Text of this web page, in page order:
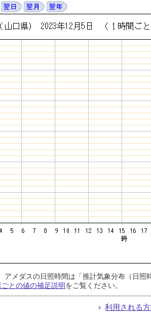
アメダスの日照時間は「推計気象分布（日
との値の補足説明をご覧ください。
利用される